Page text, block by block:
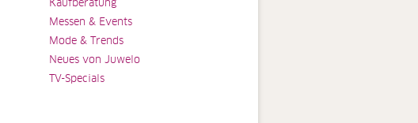
Kaufberatung
Messen & Events
Mode & Trends
Neues von Juwelo
TV-Specials